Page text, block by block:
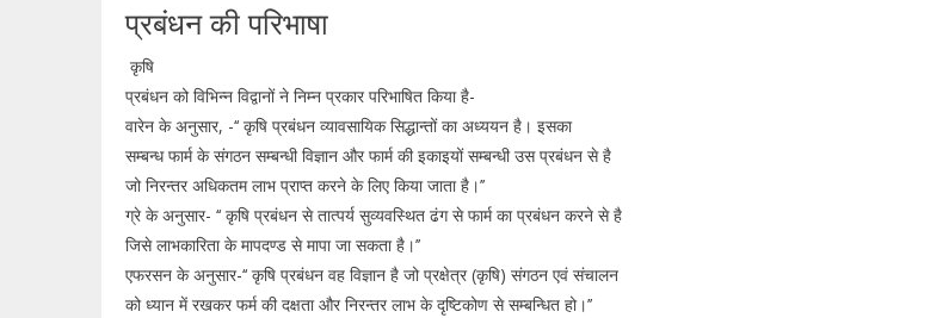
प्रबंधन की परिभाषा
कृषि
प्रबंधन को विभिन्न विद्वानों ने निम्न प्रकार परिभाषित किया है-
वारेन के अनुसार, -‘‘ कृषि प्रबंधन व्यावसायिक सिद्धान्तों का अध्ययन है। इसका
सम्बन्ध फार्म के संगठन सम्बन्धी विज्ञान और फार्म की इकाइयों सम्बन्धी उस प्रबंधन से है
जो निरन्तर अधिकतम लाभ प्राप्त करने के लिए किया जाता है।’’
ग्रे के अनुसार- ‘‘ कृषि प्रबंधन से तात्पर्य सुव्यवस्थित ढंग से फार्म का प्रबंधन करने से है
जिसे लाभकारिता के मापदण्ड से मापा जा सकता है।’’
एफरसन के अनुसार-‘‘ कृषि प्रबंधन वह विज्ञान है जो प्रक्षेत्र (कृषि) संगठन एवं संचालन
को ध्यान में रखकर फर्म की दक्षता और निरन्तर लाभ के दृष्टिकोण से सम्बन्धित हो।’’